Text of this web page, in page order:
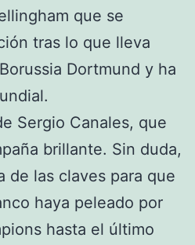
que se
tras lo que lleva
Dortmund y ha
Sergio Canales, que
brillante. Sin duda,
de las claves para que
haya peleado por
hasta el último